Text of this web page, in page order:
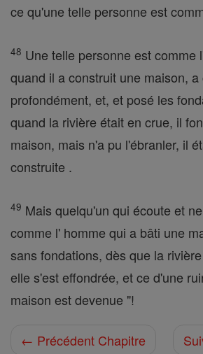
ce qu'une telle personne est
48 Une telle personne est comme
quand il a construit une maison,
profondément, et, et posé les
quand la rivière était en crue, il
maison, mais n'a pu l'ébranler, il
construite .
49 Mais quelqu'un qui écoute et
comme l' homme qui a bâti une
sans fondations, dès que la
elle s'est effondrée, et ce d'une
maison est devenue "!
← Précédent Chapitre